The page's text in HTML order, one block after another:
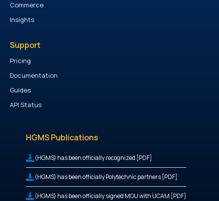
Commerce
Insights
Support
Pricing
Documentation
Guides
API Status
HGMS Publications
(HGMS) has been officially recognized [PDF]
(HGMS) has been officially Polytechnic partners [PDF]
(HGMS) has been officially signed MOU with UCAM [PDF]